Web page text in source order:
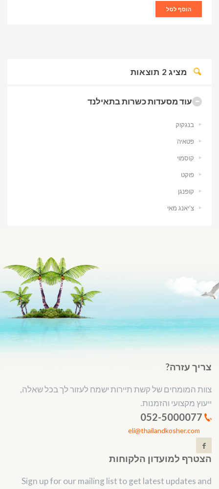
הוסף לסל
מציג 2 תוצאות
עוד מסעדות כשרות בתאילנד
בנגקוק
פטאיה
קוסמוי
פוקט
קופנגן
צ’יאנג מאי
צריך עזרה?
צוות המומחים של קשת תיירות ישמח לעזור לך בכל שאלה,
ייעוץ מקצועי והזמנות.
eli@thailandkosher.com
הצטרף למועדון הלקוחות
Sign up for our mailing list to get latest updates and